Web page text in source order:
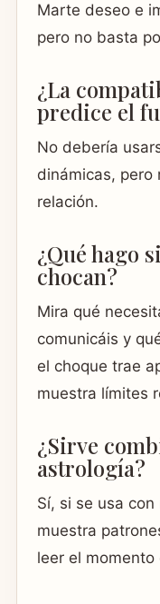
Marte deseo e
pero no basta
¿La
predice el
No debería
dinámicas, pero
relación.
¿Qué hago
chocan?
Mira qué
comunicáis y
el choque trae
muestra límites
¿Sirve
astrología?
Sí, si se usa
muestra
leer el